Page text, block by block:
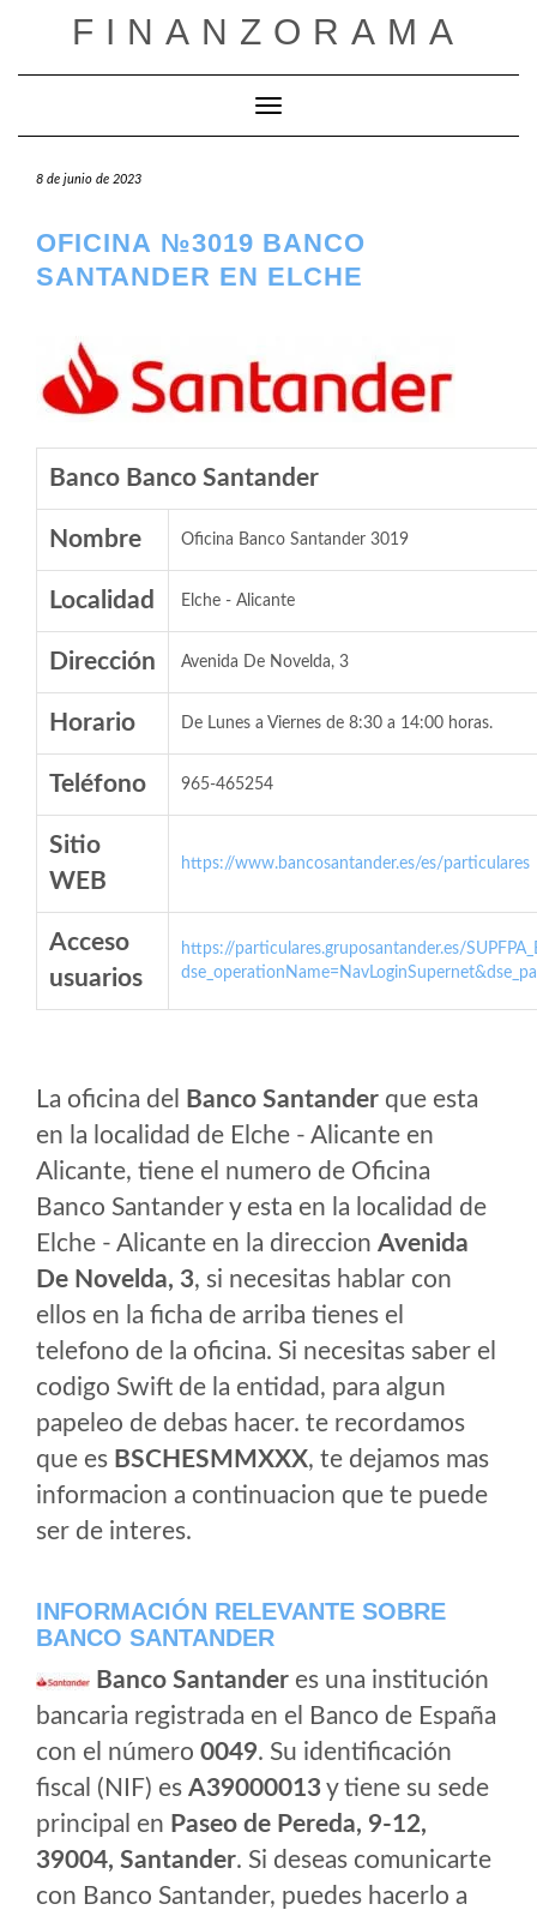
FINANZORAMA
Cambiar modo de navegación
8 de junio de 2023
OFICINA №3019 BANCO
SANTANDER EN ELCHE
Banco Banco Santander
Nombre Oficina Banco Santander 3019
Localidad Elche - Alicante
Dirección Avenida De Novelda, 3
Horario De Lunes a Viernes de 8:30 a 14:00 horas.
Teléfono 965-465254
Sitio
WEB
https://www.bancosantander.es/es/particulares
Acceso
usuarios
https://particulares.gruposantander.es/
La oficina del Banco Santander que esta
en la localidad de Elche - Alicante en
Alicante, tiene el numero de Oficina
Banco Santander y esta en la localidad de
Elche - Alicante en la direccion Avenida
De Novelda, 3, si necesitas hablar con
ellos en la ficha de arriba tienes el
telefono de la oficina. Si necesitas saber el
codigo Swift de la entidad, para algun
papeleo de debas hacer. te recordamos
que es BSCHESMMXXX, te dejamos mas
informacion a continuacion que te puede
ser de interes.
INFORMACIÓN RELEVANTE SOBRE
BANCO SANTANDER
Banco Santander es una institución
bancaria registrada en el Banco de España
con el número 0049. Su identificación
fiscal (NIF) es A39000013y tiene su sede
principal en Paseo de Pereda, 9-12,
39004, Santander. Si deseas comunicarte
con Banco Santander, puedes hacerlo a